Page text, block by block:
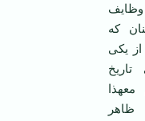
که
از یکی
تاریخ
معهذا
ظاهر